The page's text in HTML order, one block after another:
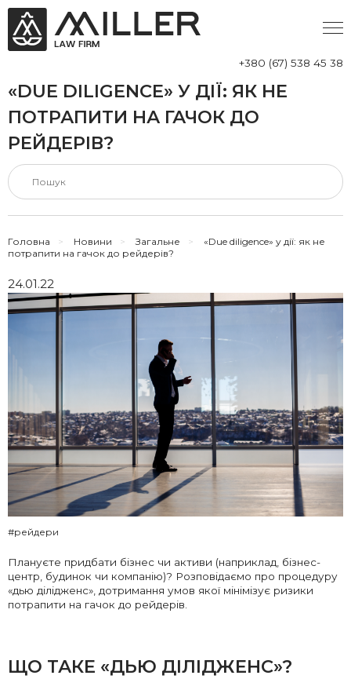
+380 (67) 538 45 38
«DUE DILIGENCE» У ДІЇ: ЯК НЕ
ПОТРАПИТИ НА ГАЧОК ДО
РЕЙДЕРІВ?
Головна > Новини > Загальне >
«Due diligence» у дії: як не
потрапити на гачок до рейдерів?
24.01.22
#рейдери
Плануєте придбати бізнес чи активи (наприклад, бізнес-
центр, будинок чи компанію)? Розповідаємо про процедуру
«дью ділідженс», дотримання умов якої мінімізує ризики
потрапити на гачок до рейдерів.
ЩО ТАКЕ «ДЬЮ ДІЛІДЖЕНС»?